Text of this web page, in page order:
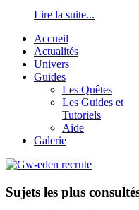
Lire la suite...
Accueil
Actualités
Univers
Guides
Les Quêtes
Les Guides et
Tutoriels
Aide
Galerie
Sujets les plus